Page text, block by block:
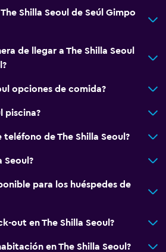
(bajo petición)
Shilla Seoul de Seúl Gimpo
de llegar a The Shilla Seoul
opciones de comida?
piscina?
teléfono de The Shilla Seoul?
Seoul?
para los huéspedes de
out en The Shilla Seoul?
en The Shilla Seoul?